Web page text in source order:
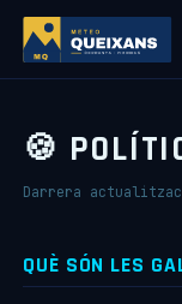
🍪
Darrera
QUÈ SÓN LES